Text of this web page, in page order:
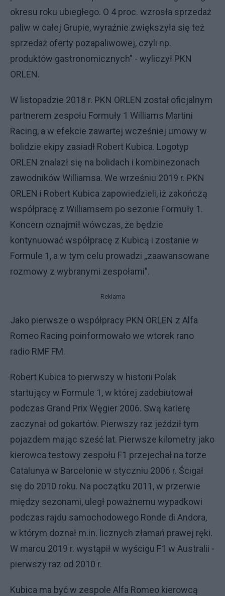
okresu roku ubiegłego. O 4 proc. wzrosła sprzedaż
paliw w całej Grupie, wyraźnie zwiększyła się też
sprzedaż oferty pozapaliwowej, czyli np.
produktów gastronomicznych” - wyliczył PKN
ORLEN.
W listopadzie 2018 r. PKN ORLEN został oficjalnym
partnerem zespołu Formuły 1 Williams Martini
Racing, a w efekcie zawartej wcześniej umowy w
bolidzie ekipy zasiadł Robert Kubica. Logotyp
ORLEN znalazł się na bolidach i kombinezonach
zawodników Williamsa. We wrześniu 2019 r. PKN
ORLEN i Robert Kubica zapowiedzieli, iż zakończą
współpracę z Williamsem po sezonie Formuły 1.
Koncern oznajmił wówczas, że będzie
kontynuować współpracę z Kubicą i zostanie w
Formule 1, a w tym celu prowadzi „zaawansowane
rozmowy z wybranymi zespołami”.
Reklama
Jako pierwsze o współpracy PKN ORLEN z Alfa
Romeo Racing poinformowało we wtorek rano
radio RMF FM.
Robert Kubica to pierwszy w historii Polak
startujący w Formule 1, w której zadebiutował
podczas Grand Prix Węgier 2006. Swą karierę
zaczynał od gokartów. Pierwszy raz jeździł tym
pojazdem mając sześć lat. Pierwsze kilometry jako
kierowca testowy zespołu F1 przejechał na torze
Catalunya w Barcelonie w styczniu 2006 r. Ścigał
się do 2010 roku. Na początku 2011, w przerwie
między sezonami, uległ poważnemu wypadkowi
podczas rajdu samochodowego Ronde di Andora,
w którym doznał m.in. licznych złamań prawej ręki.
W marcu 2019 r. wystąpił w wyścigu F1 w Australii -
pierwszy raz od 2010 r.
Kubica ma być w zespole Alfa Romeo kierowcą